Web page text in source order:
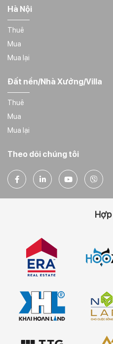
Hà Nội
Thuê
Mua
Mua lại
Đất nền/Nhà Xưởng/Villa
Thuê
Mua
Mua lại
Theo dõi chúng tôi